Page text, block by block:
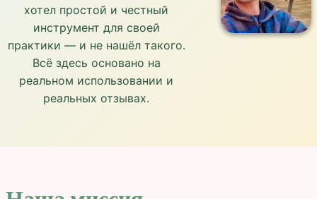
хотел простой и честный
инструмент для своей
практики — и не нашёл такого.
Всё здесь основано на
реальном использовании и
реальных отзывах.